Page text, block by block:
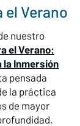
el Verano
nuestro
el Verano:
la Inmersión
pensada
la práctica
de mayor